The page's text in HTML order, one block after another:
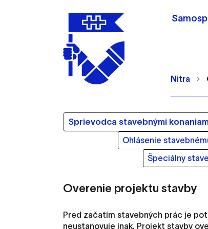
Nitra
Sprievodca stavebnými
Ohlásenie
Špeciálny
Overenie projektu stavby
Pred začatím stavebných prác je
neustanovuje inak. Projekt stavby
Nastavenie
Cookies sú malé
Používajú sa